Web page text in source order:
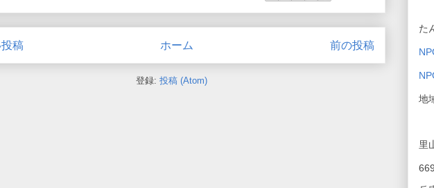
稿 前の投稿
ホーム
登録: 投稿 (Atom)
た
地
里